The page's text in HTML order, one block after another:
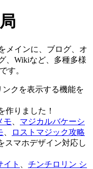
メインに、ブログ、オ
、Wikiなど、多種多様
す。
クを表示する機能を
作りました！
モ
マジカルバケーシ
ロストマジック攻略
スマホデザイン対応し
イト
チンチロリン シ